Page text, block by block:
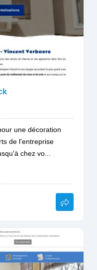
une décoration
de l'entreprise
chez vo...